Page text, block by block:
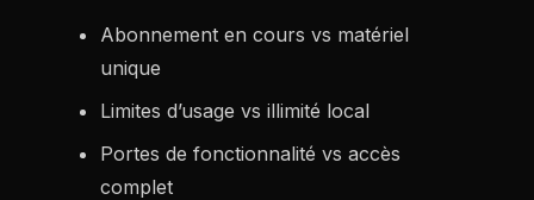
Abonnement en cours vs matériel
unique
Limites d’usage vs illimité local
Portes de fonctionnalité vs accès
complet